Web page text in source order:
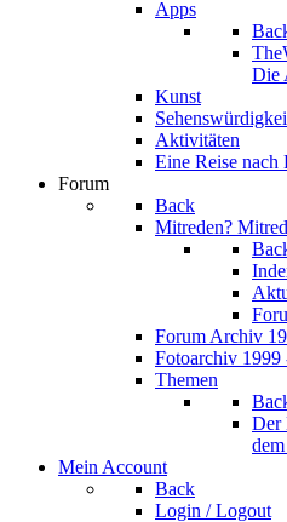
Apps
Die
Kunst
Aktivitäten
Eine Reise nach
Forum
Back
Mitreden?
Forum Archiv
Fotoarchiv 1999
Themen
Der
Mein Account
Back
Login / Logout